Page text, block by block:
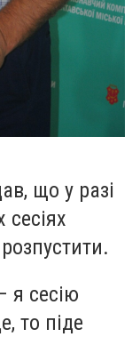
що у разі
сесіях
я сесію
то піде